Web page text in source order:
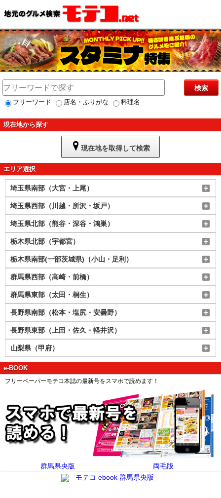
検索
フリーワード 店名・ふりがな 料理名
現在地から探す
現在地を取得して検索
エリア選択
埼玉県南部（大宮・上尾）
埼玉県西部（川越・所沢・坂戸）
埼玉県北部（熊谷・深谷・鴻巣）
栃木県北部（宇都宮）
栃木県南部(一部茨城県)（小山・足利）
群馬県西部（高崎・前橋）
群馬県東部（太田・桐生）
長野県南部（松本・塩尻・安曇野）
長野県東部（上田・佐久・軽井沢）
山梨県（甲府）
e-BOOK
フリーペーパーモテコ本誌の最新号をスマホで読めます！
群馬県央版 両毛版